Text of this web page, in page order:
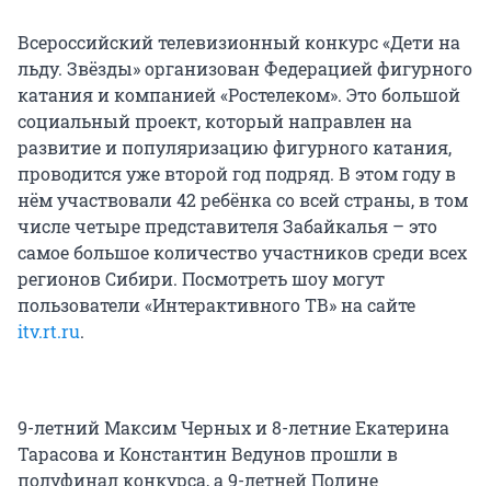
Всероссийский телевизионный конкурс «Дети на
льду. Звёзды» организован Федерацией фигурного
катания и компанией «Ростелеком». Это большой
социальный проект, который направлен на
развитие и популяризацию фигурного катания,
проводится уже второй год подряд. В этом году в
нём участвовали 42 ребёнка со всей страны, в том
числе четыре представителя Забайкалья – это
самое большое количество участников среди всех
регионов Сибири. Посмотреть шоу могут
пользователи «Интерактивного ТВ» на сайте
itv.rt.ru.
9-летний Максим Черных и 8-летние Екатерина
Тарасова и Константин Ведунов прошли в
полуфинал конкурса, а 9-летней Полине